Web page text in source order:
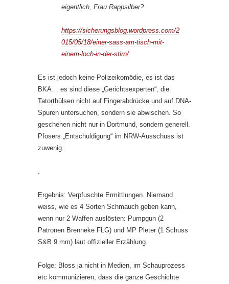
eigentlich, Frau Rappsilber?
https://sicherungsblog.wordpress.com/2
015/05/18/einer-sass-am-tisch-mit-
einem-loch-in-der-stirn/
Es ist jedoch keine Polizeikomödie, es ist das
BKA… es sind diese „Gerichtsexperten“, die
Tatorthülsen nicht auf Fingerabdrücke und auf DNA-
Spuren untersuchen, sondern sie abwischen. So
geschehen nicht nur in Dortmund, sondern generell.
Pfosers „Entschuldigung“ im NRW-Ausschuss ist
zuwenig.
.
Ergebnis: Verpfuschte Ermittlungen. Niemand
weiss, wie es 4 Sorten Schmauch geben kann,
wenn nur 2 Waffen auslösten: Pumpgun (2
Patronen Brenneke FLG) und MP Pleter (1 Schuss
S&B 9 mm) laut offizieller Erzählung.
Folge: Bloss ja nicht in Medien, im Schauprozess
etc kommunizieren, dass die ganze Geschichte